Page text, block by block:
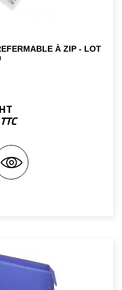
À ZIP - LOT